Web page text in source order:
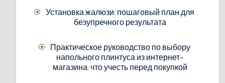
Установка жалюзи: пошаговый план для
безупречного результата
Практическое руководство по выбору
напольного плинтуса из интернет-
магазина: что учесть перед покупкой